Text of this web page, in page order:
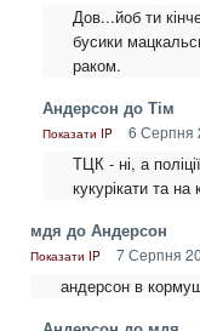
Дов...йоб ти
бусики
раком.
Андерсон до Тім
Показати IP 6 Серпня
ТЦК - ні, а
кукурікати та
мдя до Андерсон
Показати IP 7 Серпня
андерсон в